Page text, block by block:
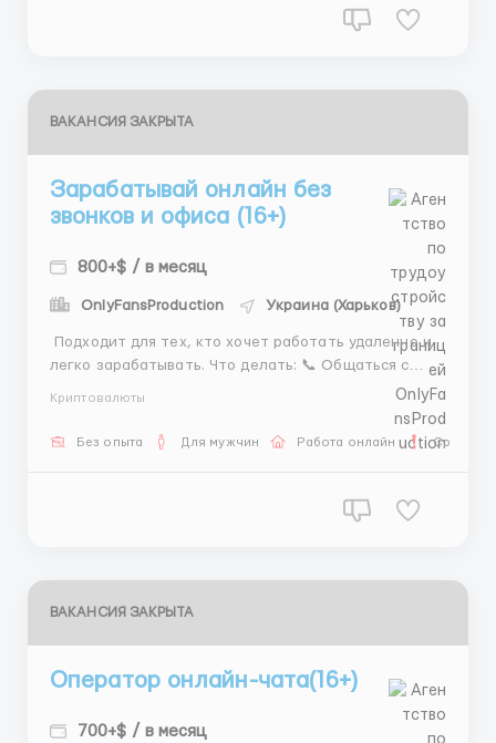
ВАКАНСИЯ ЗАКРЫТА
Зарабатывай онлайн без
звонков и офиса (16+)
800+$ / в месяц
OnlyFansProduction Украина (Харьков)
Подходит для тех, кто хочет работать удаленно и
легко зарабатывать. Что делать: 📞 Общаться с
клиентами 🎉 Помогать с подбором участников и
организацией мероприятий 📅 Договариваться о
сроках и деталях ✅ Вести краткую отчетность
Криптовалюты
Без опыта Для мужчин Работа онлайн Срочная
ВАКАНСИЯ ЗАКРЫТА
Оператор онлайн-чата(16+)
700+$ / в месяц